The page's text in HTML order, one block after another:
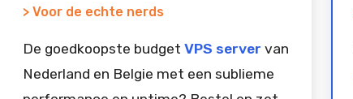
> Voor de echte nerds
De goedkoopste budget VPS server van
Nederland en Belgie met een sublieme